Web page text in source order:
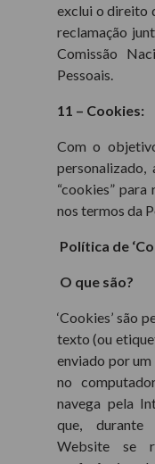
exclui o direito
reclamação
Comissão
Pessoais.
11 – Cookies:
Com o
personalizado,
“cookies”
nos termos da
Política de
O que são?
‘Cookies’ são
texto (ou
enviado por
no
navega pela
que, durante
Website se